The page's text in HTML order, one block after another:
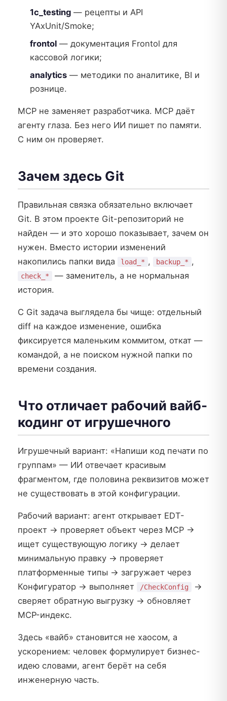
1c_testing — рецепты и API
YAxUnit/Smoke;
frontol — документация Frontol для
кассовой логики;
analytics — методики по аналитике, BI и
рознице.
MCP не заменяет разработчика. MCP даёт
агенту глаза. Без него ИИ пишет по памяти.
С ним он проверяет.
Зачем здесь Git
Правильная связка обязательно включает
Git. В этом проекте Git-репозиторий не
найден — и это хорошо показывает, зачем он
нужен. Вместо истории изменений
накопились папки вида
load_* , backup_* ,
check_*
— заменитель, а не нормальная
история.
С Git задача выглядела бы чище: отдельный
diff на каждое изменение, ошибка
фиксируется маленьким коммитом, откат —
командой, а не поиском нужной папки по
времени создания.
Что отличает рабочий вайб-
кодинг от игрушечного
Игрушечный вариант: «Напиши код печати по
группам» — ИИ отвечает красивым
фрагментом, где половина реквизитов может
не существовать в этой конфигурации.
Рабочий вариант: агент открывает EDT-
проект → проверяет объект через MCP →
ищет существующую логику → делает
минимальную правку → проверяет
платформенные типы → загружает через
Конфигуратор → выполняет
/CheckConfig
→
сверяет обратную выгрузку → обновляет
MCP-индекс.
Здесь «вайб» становится не хаосом, а
ускорением: человек формулирует бизнес-
идею словами, агент берёт на себя
инженерную часть.